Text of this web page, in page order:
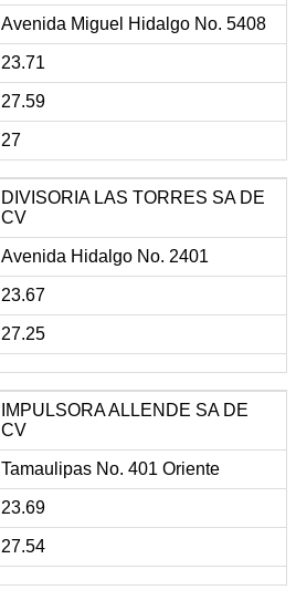
Avenida Miguel Hidalgo No. 5408
23.71
27.59
27
DIVISORIA LAS TORRES SA DE
CV
Avenida Hidalgo No. 2401
23.67
27.25
IMPULSORA ALLENDE SA DE
CV
Tamaulipas No. 401 Oriente
23.69
27.54